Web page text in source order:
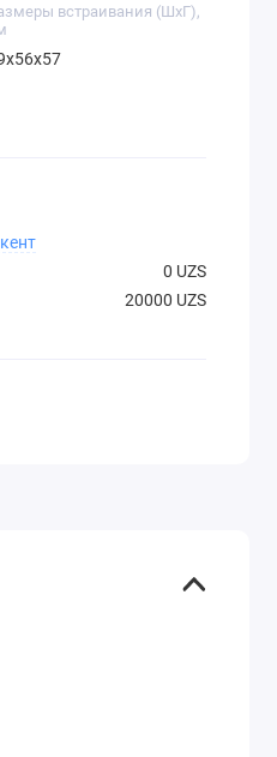
встраивания (ШхГ),
0 UZS
20000 UZS